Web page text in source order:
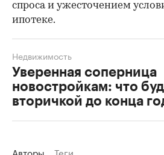
спроса и ужесточением
ипотеке.
Уверенная соперница
новостройкам: что
вторичкой до конца
Недвижимость
Авторы Теги